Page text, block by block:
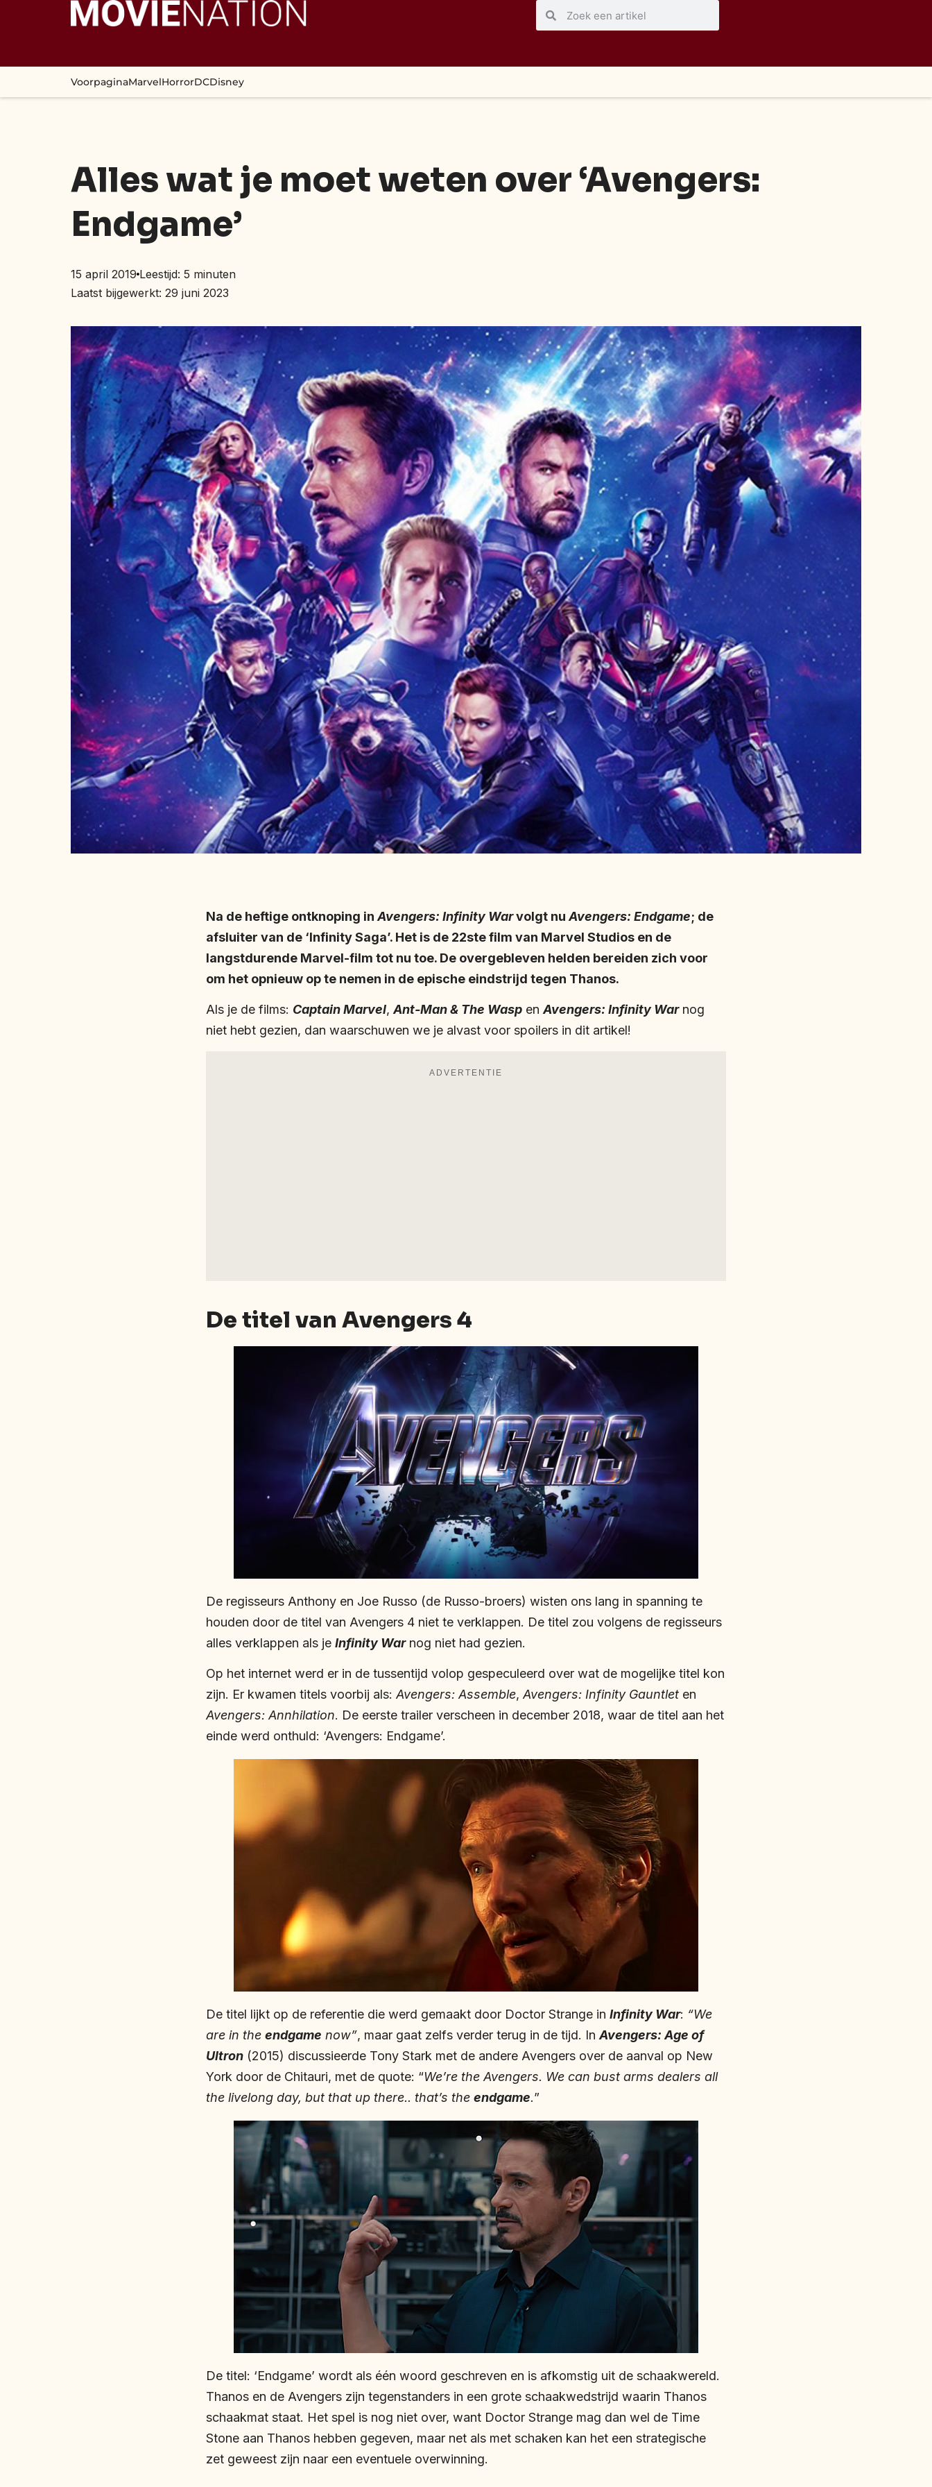
VoorpaginaMarvelHorrorDCDisney
Alles wat je moet weten over ‘Avengers:
Endgame’
15 april 2019 Leestijd: 5 minuten
Laatst bijgewerkt: 29 juni 2023
Na de heftige ontknoping in Avengers: Infinity Warvolgt nu Avengers: Endgame; de
afsluiter van de ‘Infinity Saga’. Het is de 22ste film van Marvel Studios en de
langstdurende Marvel-film tot nu toe. De overgebleven helden bereiden zich voor
om het opnieuw op te nemen in de epische eindstrijd tegen Thanos.
Als je de films: Captain Marvel,Ant-Man & The Wasp enAvengers: Infinity Warnog
niet hebt gezien, dan waarschuwen we je alvast voor spoilers in dit artikel!
ADVERTENTIE
De titel van Avengers 4
De regisseurs Anthony en Joe Russo (de Russo-broers) wisten ons lang in spanning te
houden door de titel van Avengers 4 niet te verklappen. De titel zou volgens de regisseurs
alles verklappen als je Infinity Warnog niet had gezien.
Op het internet werd er in de tussentijd volop gespeculeerd over wat de mogelijke titel kon
zijn. Er kwamen titels voorbij als: Avengers: Assemble, Avengers: Infinity Gauntlet en
Avengers: Annhilation. De eerste trailer verscheen in december 2018, waar de titel aan het
einde werd onthuld: ‘Avengers: Endgame’.
De titel lijkt op de referentie die werd gemaakt door Doctor Strange in Infinity War: “We
are in the endgame now”, maar gaat zelfs verder terug in de tijd. In Avengers: Age of
Ultron (2015) discussieerde Tony Stark met de andere Avengers over de aanval op New
York door de Chitauri, met de quote: “We’re the Avengers. We can bust arms dealers all
the livelong day, but that up there.. that’s the endgame.”
De titel: ‘Endgame’ wordt als één woord geschreven en is afkomstig uit de schaakwereld.
Thanos en de Avengers zijn tegenstanders in een grote schaakwedstrijd waarin Thanos
schaakmat staat. Het spel is nog niet over, want Doctor Strange mag dan wel de Time
Stone aan Thanos hebben gegeven, maar net als met schaken kan het een strategische
zet geweest zijn naar een eventuele overwinning.